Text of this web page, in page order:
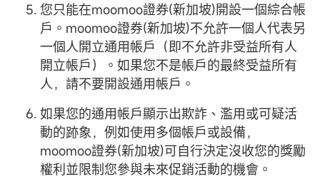
您只能在moomoo證券(新加坡)開設一個綜合帳
戶。moomoo證券(新加坡)不允許一個人代表另
一個人開立通用帳戶（即不允許非受益所有人
開立帳戶）。如果您不是帳戶的最終受益所有
人，請不要開設通用帳戶。
如果您的通用帳戶顯示出欺詐、濫用或可疑活
動的跡象，例如使用多個帳戶或設備，
moomoo證券(新加坡)可自行決定沒收您的獎勵
權利並限制您參與未來促銷活動的機會。